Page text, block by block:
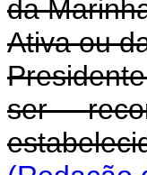
da
Ativa ou
ser